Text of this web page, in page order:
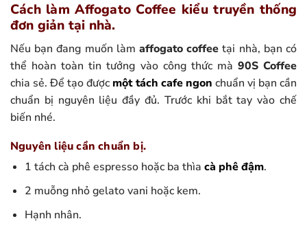
Cách làm Affogato Coffee kiểu truyền thống
đơn giản tại nhà.
Nếu bạn đang muốn làm affogato coffee tại nhà, bạn có
thể hoàn toàn tin tưởng vào công thức mà 90S Coffee
chia sẻ. Để tạo được một tách cafe ngon chuẩn vị bạn cần
chuẩn bị nguyên liệu đầy đủ. Trước khi bắt tay vào chế
biến nhé.
Nguyên liệu cần chuẩn bị.
1 tách cà phê espresso hoặc ba thìa cà phê đậm.
2 muỗng nhỏ gelato vani hoặc kem.
Hạnh nhân.